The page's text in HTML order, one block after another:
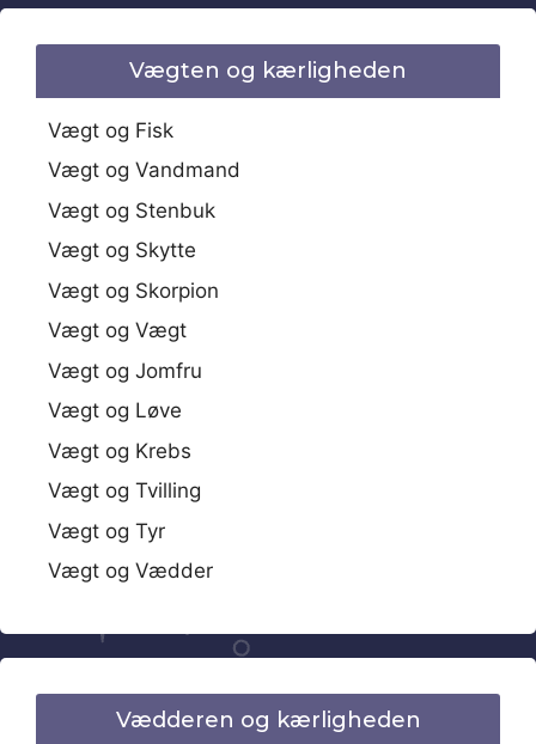
Vægten og kærligheden
Vægt og Fisk
Vægt og Vandmand
Vægt og Stenbuk
Vægt og Skytte
Vægt og Skorpion
Vægt og Vægt
Vægt og Jomfru
Vægt og Løve
Vægt og Krebs
Vægt og Tvilling
Vægt og Tyr
Vægt og Vædder
Vædderen og kærligheden